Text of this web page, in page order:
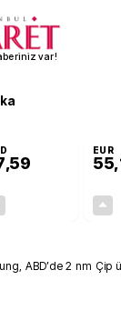
var!
EUR
ABD’de 2 nm Çip